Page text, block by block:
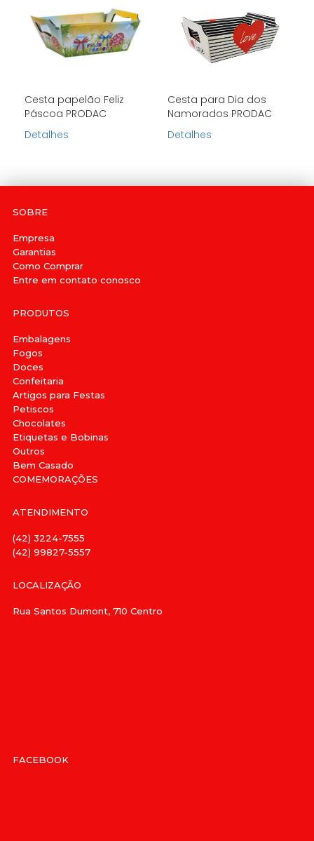
Cesta papelão Feliz
Páscoa PRODAC
Detalhes
Cesta para Dia dos
Namorados PRODAC
Detalhes
SOBRE
Empresa
Garantias
Como Comprar
Entre em contato conosco
PRODUTOS
Embalagens
Fogos
Doces
Confeitaria
Artigos para Festas
Petiscos
Chocolates
Etiquetas e Bobinas
Outros
Bem Casado
COMEMORAÇÕES
ATENDIMENTO
(42) 3224-7555
(42) 99827-5557
LOCALIZAÇÃO
Rua Santos Dumont, 710 Centro
FACEBOOK